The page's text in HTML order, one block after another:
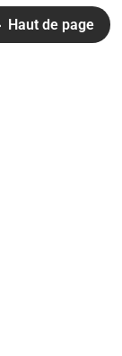
Haut de page